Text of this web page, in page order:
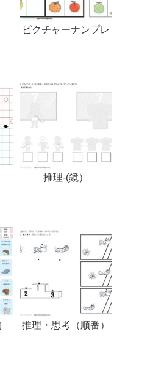
ピクチャーナンプレ
推理-(鏡）
推理・思考（順番）